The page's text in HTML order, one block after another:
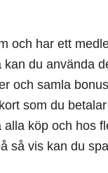
och har ett
kan du använda
och samla
som du
alla köp och hos
så vis kan du